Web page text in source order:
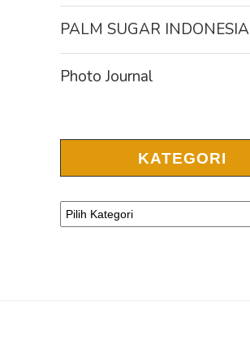
PALM SUGAR INDONESIA
Photo Journal
KATEGORI